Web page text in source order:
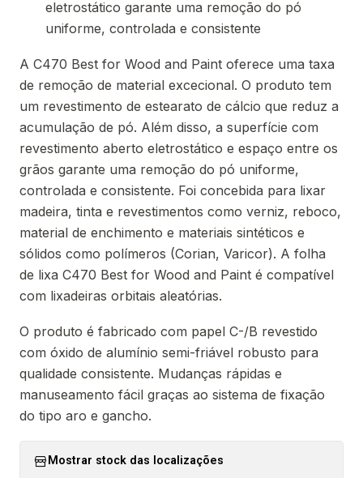
eletrostático garante uma remoção do pó
uniforme, controlada e consistente
A C470 Best for Wood and Paint oferece uma taxa
de remoção de material excecional. O produto tem
um revestimento de estearato de cálcio que reduz a
acumulação de pó. Além disso, a superfície com
revestimento aberto eletrostático e espaço entre os
grãos garante uma remoção do pó uniforme,
controlada e consistente. Foi concebida para lixar
madeira, tinta e revestimentos como verniz, reboco,
material de enchimento e materiais sintéticos e
sólidos como polímeros (Corian, Varicor). A folha
de lixa C470 Best for Wood and Paint é compatível
com lixadeiras orbitais aleatórias.
O produto é fabricado com papel C-/B revestido
com óxido de alumínio semi-friável robusto para
qualidade consistente. Mudanças rápidas e
manuseamento fácil graças ao sistema de fixação
do tipo aro e gancho.
Mostrar stock das localizações